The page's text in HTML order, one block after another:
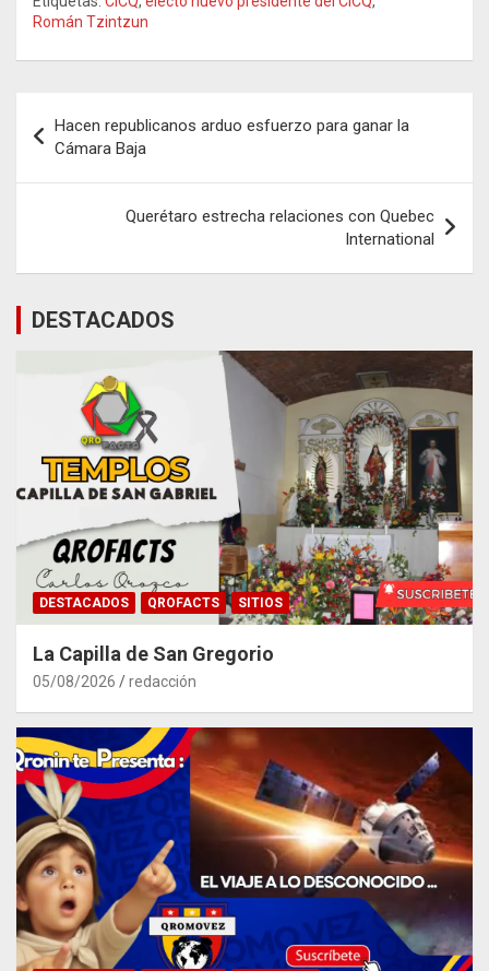
Román Tzintzun
de
entradas
Hacen republicanos arduo esfuerzo para ganar la
Cámara Baja
Querétaro estrecha relaciones con Quebec
International
DESTACADOS
DESTACADOS QROFACTS SITIOS
La Capilla de San Gregorio
05/08/2026 redacción